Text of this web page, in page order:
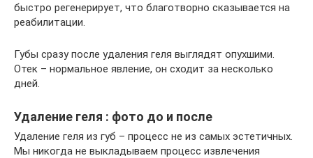
быстро регенерирует, что благотворно сказывается на
реабилитации.
Губы сразу после удаления геля выглядят опухшими.
Отек – нормальное явление, он сходит за несколько
дней.
Удаление геля : фото до и после
Удаление геля из губ – процесс не из самых эстетичных.
Мы никогда не выкладываем процесс извлечения